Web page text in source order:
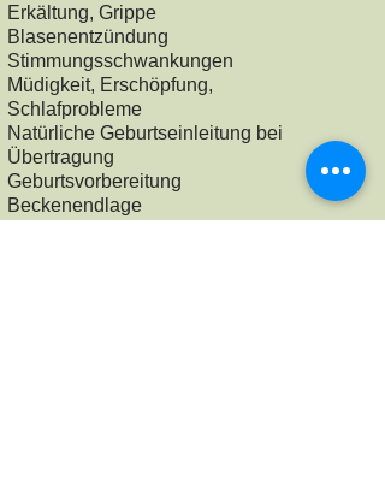
Erkältung, Grippe
Blasenentzündung
Stimmungsschwankungen
Müdigkeit, Erschöpfung,
Schlafprobleme
Natürliche Geburtseinleitung bei
Übertragung
Geburtsvorbereitung
Beckenendlage